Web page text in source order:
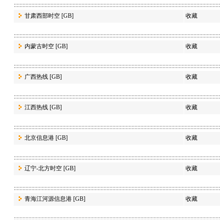
甘肃西部时空 [GB] 收藏
内蒙古时空 [GB] 收藏
广西热线 [GB] 收藏
江西热线 [GB] 收藏
北京信息港 [GB] 收藏
辽宁-北方时空 [GB] 收藏
青海江河源信息港 [GB] 收藏